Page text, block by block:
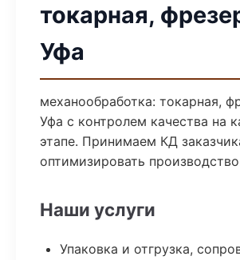
токарная,
Уфа
механообработка: токарная,
Уфа с контролем качества на
этапе. Принимаем КД
оптимизировать
Наши услуги
Упаковка и отгрузка,